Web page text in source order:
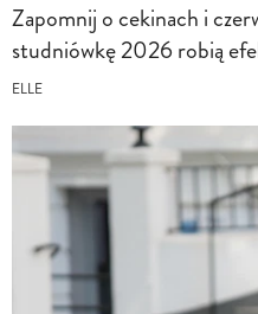
Zapomnij o cekinach i
studniówkę 2026 robią
ELLE